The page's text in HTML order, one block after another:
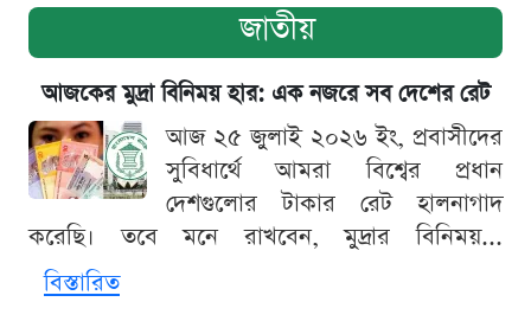
জাতীয়
আজকের মুদ্রা বিনিময় হার: এক নজরে সব দেশের রেট
আজ ২৫ জুলাই ২০২৬ ইং, প্রবাসীদের
সুবিধার্থে আমরা বিশ্বের প্রধান
দেশগুলোর টাকার রেট হালনাগাদ
করেছি। তবে মনে রাখবেন, মুদ্রার বিনিময়...
বিস্তারিত